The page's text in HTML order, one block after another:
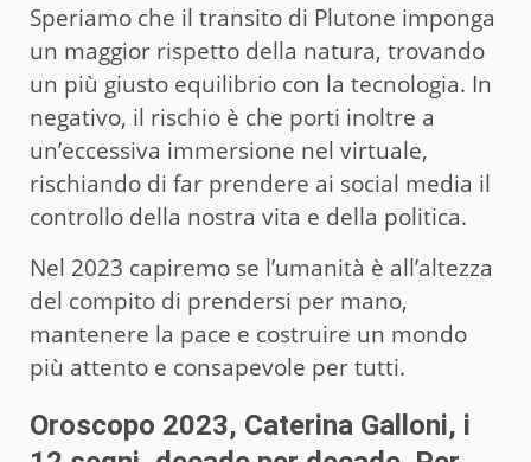
Speriamo che il transito di Plutone imponga
un maggior rispetto della natura, trovando
un più giusto equilibrio con la tecnologia. In
negativo, il rischio è che porti inoltre a
un’eccessiva immersione nel virtuale,
rischiando di far prendere ai social media il
controllo della nostra vita e della politica.
Nel 2023 capiremo se l’umanità è all’altezza
del compito di prendersi per mano,
mantenere la pace e costruire un mondo
più attento e consapevole per tutti.
Oroscopo 2023, Caterina Galloni, i